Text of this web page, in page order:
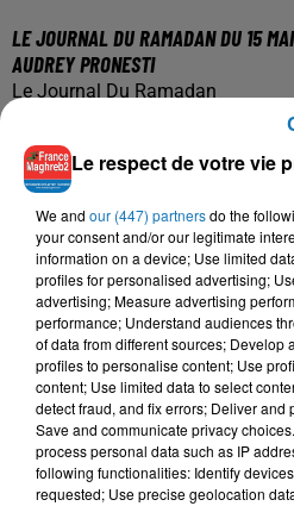
LE JOURNAL DU RAMADAN DU 15
AUDREY PRONESTI
Le Journal Du Ramadan
Le respect de votre vie
We and our (447) partnersdo the
your consent and/or our legitimate
information on a device; Use limited
profiles for personalised advertising;
advertising; Measure advertising
performance; Understand audiences
of data from different sources; Develop
profiles to personalise content; Use
content; Use limited data to select
detect fraud, and fix errors; Deliver
Save and communicate privacy
process personal data such as IP
following functionalities: Identify
requested; Use precise geolocation